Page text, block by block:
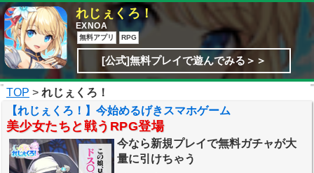
れじぇくろ！
EXNOA
無料アプリ RPG
[公式]無料プレイで遊んでみる＞＞
TOP > れじぇくろ！
【れじぇくろ！】今始めるげきスマホゲーム
美少女たちと戦うRPG登場
今なら新規プレイで無料ガチャが大
量に引けちゃう